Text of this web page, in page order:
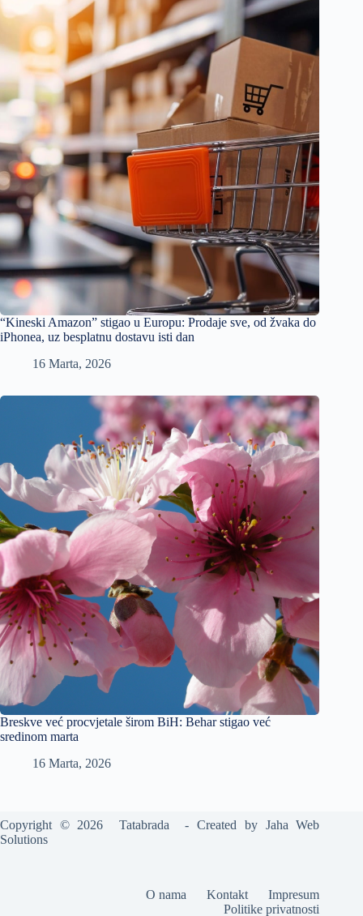
“Kineski Amazon” stigao u Europu: Prodaje sve, od žvaka do
iPhonea, uz besplatnu dostavu isti dan
16 Marta, 2026
Breskve već procvjetale širom BiH: Behar stigao već
sredinom marta
16 Marta, 2026
Copyright © 2026 Tatabrada - Created by Jaha Web
Solutions
O nama Kontakt
Impresum
Politike privatnosti